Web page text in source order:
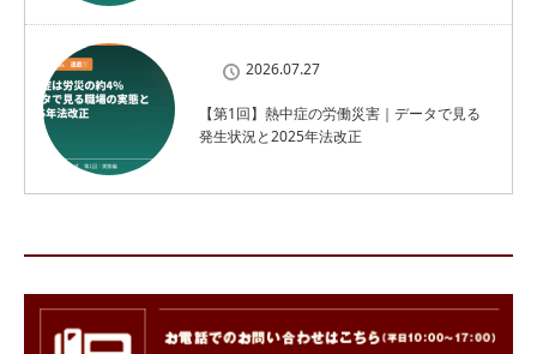
2026.07.27
【第1回】熱中症の労働災害｜データで見る
発生状況と2025年法改正